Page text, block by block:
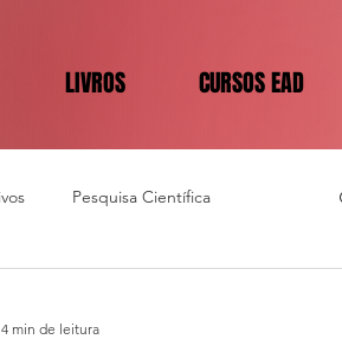
LIVROS CURSOS EAD
Pesquisa Científica
4 min de leitura